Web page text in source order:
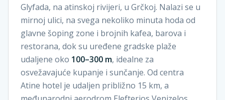
Glyfada, na atinskoj rivijeri, u Grčkoj. Nalazi se u
mirnoj ulici, na svega nekoliko minuta hoda od
glavne šoping zone i brojnih kafea, barova i
restorana, dok su uređene gradske plaže
udaljene oko 100–300 m, idealne za
osvežavajuće kupanje i sunčanje. Od centra
Atine hotel je udaljen približno 15 km, a